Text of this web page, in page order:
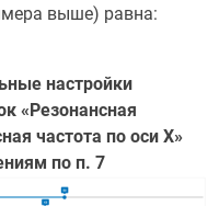
выше) равна:
настройки
«Резонансная
частота по оси X»
по п. 7